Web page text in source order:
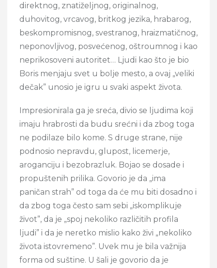
direktnog, znatiželjnog, originalnog,
duhovitog, vrcavog, britkog jezika, hrabarog,
beskompromisnog, svestranog, hraizmatičnog,
neponovljivog, posvećenog, oštroumnog i kao
neprikosoveni autoritet… Ljudi kao što je bio
Boris menjaju svet u bolje mesto, a ovaj „veliki
dečak” unosio je igru u svaki aspekt života.
Impresionirala ga je sreća, divio se ljudima koji
imaju hrabrosti da budu srećni i da zbog toga
ne podilaze bilo kome. S druge strane, nije
podnosio nepravdu, glupost, licemerje,
aroganciju i bezobrazluk. Bojao se dosade i
propuštenih prilika. Govorio je da „ima
paničan strah” od toga da će mu biti dosadno i
da zbog toga često sam sebi „iskomplikuje
život”, da je „spoj nekoliko različitih profila
ljudi” i da je neretko mislio kako živi „nekoliko
života istovremeno”. Uvek mu je bila važnija
forma od suštine. U šali je govorio da je